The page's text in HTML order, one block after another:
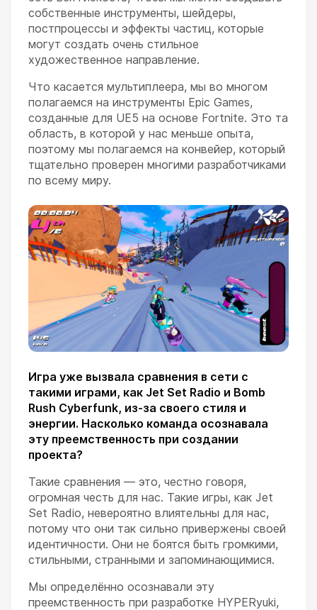
собственные инструменты, шейдеры,
постпроцессы и эффекты частиц, которые
могут создать очень стильное
художественное направление.
Что касается мультиплеера, мы во многом
полагаемся на инструменты Epic Games,
созданные для UE5 на основе Fortnite. Это та
область, в которой у нас меньше опыта,
поэтому мы полагаемся на конвейер, который
тщательно проверен многими разработчиками
по всему миру.
Игра уже вызвала сравнения в сети с
такими играми, как Jet Set Radio и Bomb
Rush Cyberfunk, из-за своего стиля и
энергии. Насколько команда осознавала
эту преемственность при создании
проекта?
Такие сравнения — это, честно говоря,
огромная честь для нас. Такие игры, как Jet
Set Radio, невероятно влиятельны для нас,
потому что они так сильно привержены своей
идентичности. Они не боятся быть громкими,
стильными, странными и запоминающимися.
Мы определённо осознавали эту
преемственность при разработке HYPERyuki,